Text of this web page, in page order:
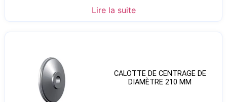
Lire la suite
CALOTTE DE CENTRAGE DE
DIAMÈTRE 210 MM